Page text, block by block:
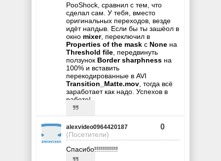
PooShock, сравнил с тем, что
сделал сам. У тебя, вместо
оригинальных переходов, везде
идёт напдыв. Если бы ты зашёол в
окно mixer, переключил в
Properties of the mask с None на
Threshold file , передвинуть
ползунок Border sharphness на
100% и вставить
перекодированные в AVI
Transition_Matte.mov , тогда всё
заработает как надо. Успехов в
работе!
alexvideo0964420187
(Посетители)
0
Спасибо!!!!!!!!!!!!